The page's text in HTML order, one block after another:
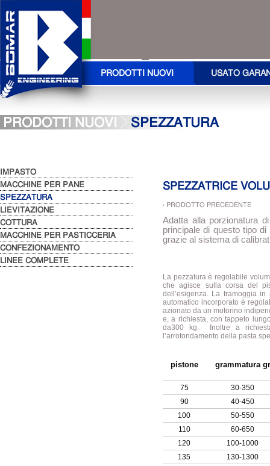
PRODOTTI NUOVI USATO
PRODOTTI NUOVI SPEZZATURA
IMPASTO
MACCHINE PER PANE
SPEZZATURA
LIEVITAZIONE
COTTURA
MACCHINE PER PASTICCERIA
CONFEZIONAMENTO
LINEE COMPLETE
SPEZZATRICE
‹ PRODOTTO PRECEDENTE
Adatta alla porzionatura
principale di questo tipo
grazie al sistema di
La pezzatura è regolabile
che agisce sulla corsa del
dell’esigenza. La tramoggia
automatico incorporato è
azionato da un motorino
e, a richiesta, con tappeto
da300 kg. Inoltre a
l’arrotondamento della pasta
pistone grammatura gr
75
30-350
90
40-450
100
50-550
110
60-650
120
100-1000
135
130-1300